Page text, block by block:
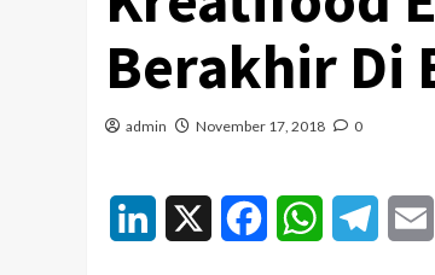
Berakhir Di
admin November 17, 2018 0
LinkedIn FacebookWhatsApp